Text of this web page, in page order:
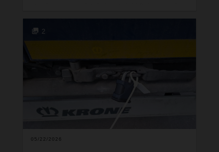
handel. Maar die vanzelfsprekendheid begint te
voor de voedingsindustrie, worden steeds
schaarser. De palletcyclus staat onder druk, en dat
heeft gevolgen voor kosten, planningszekerheid
en leveringscapaciteit door de hele supply chain.
2
05/22/2026